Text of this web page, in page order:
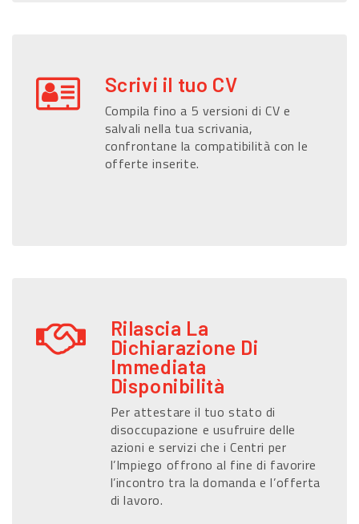
Scrivi il tuo CV
Compila fino a 5 versioni di CV e
salvali nella tua scrivania,
confrontane la compatibilità con le
offerte inserite.
Rilascia La
Dichiarazione Di
Immediata
Disponibilità
Per attestare il tuo stato di
disoccupazione e usufruire delle
azioni e servizi che i Centri per
l’Impiego offrono al fine di favorire
l’incontro tra la domanda e l’offerta
di lavoro.